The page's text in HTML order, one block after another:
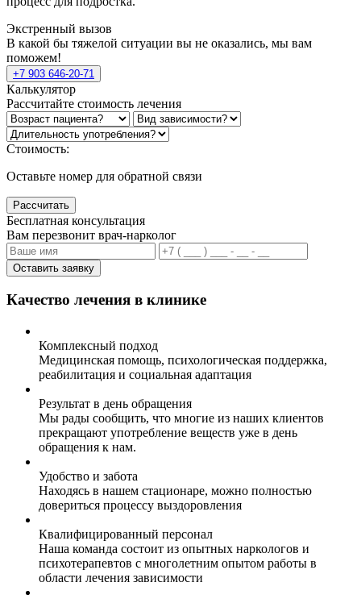
Экстренный вызов
В какой бы тяжелой ситуации вы не оказались, мы вам
поможем!
+7 903 646-20-71
Калькулятор
Рассчитайте стоимость лечения
Стоимость:
Оставьте номер для обратной связи
Рассчитать
Бесплатная консультация
Вам перезвонит врач-нарколог
Оставить заявку
Качество лечения в клинике
Комплексный подход
Медицинская помощь, психологическая поддержка,
реабилитация и социальная адаптация
Результат в день обращения
Мы рады сообщить, что многие из наших клиентов
прекращают употребление веществ уже в день
обращения к нам.
Удобство и забота
Находясь в нашем стационаре, можно полностью
довериться процессу выздоровления
Квалифицированный персонал
Наша команда состоит из опытных наркологов и
психотерапевтов с многолетним опытом работы в
области лечения зависимости